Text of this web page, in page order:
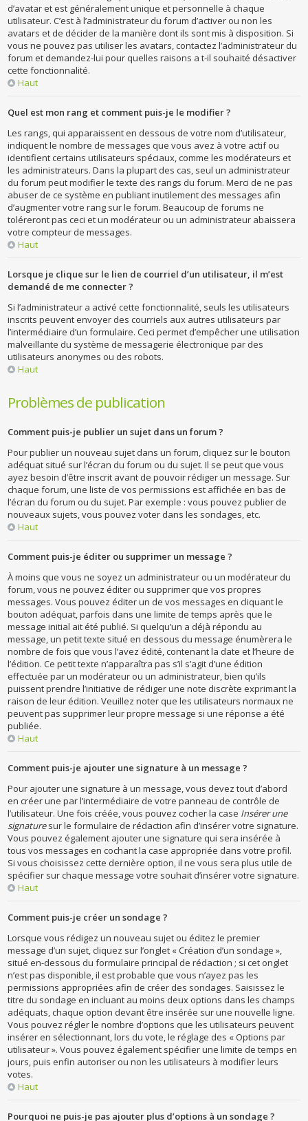
d’avatar et est généralement unique et personnelle à chaque
utilisateur. C’est à l’administrateur du forum d’activer ou non les
avatars et de décider de la manière dont ils sont mis à disposition. Si
vous ne pouvez pas utiliser les avatars, contactez l’administrateur du
forum et demandez-lui pour quelles raisons a t-il souhaité désactiver
cette fonctionnalité.
Haut
Quel est mon rang et comment puis-je le modifier ?
Les rangs, qui apparaissent en dessous de votre nom d’utilisateur,
indiquent le nombre de messages que vous avez à votre actif ou
identifient certains utilisateurs spéciaux, comme les modérateurs et
les administrateurs. Dans la plupart des cas, seul un administrateur
du forum peut modifier le texte des rangs du forum. Merci de ne pas
abuser de ce système en publiant inutilement des messages afin
d’augmenter votre rang sur le forum. Beaucoup de forums ne
toléreront pas ceci et un modérateur ou un administrateur abaissera
votre compteur de messages.
Haut
Lorsque je clique sur le lien de courriel d’un utilisateur, il m’est
demandé de me connecter ?
Si l’administrateur a activé cette fonctionnalité, seuls les utilisateurs
inscrits peuvent envoyer des courriels aux autres utilisateurs par
l’intermédiaire d’un formulaire. Ceci permet d’empêcher une utilisation
malveillante du système de messagerie électronique par des
utilisateurs anonymes ou des robots.
Haut
Problèmes de publication
Comment puis-je publier un sujet dans un forum ?
Pour publier un nouveau sujet dans un forum, cliquez sur le bouton
adéquat situé sur l’écran du forum ou du sujet. Il se peut que vous
ayez besoin d’être inscrit avant de pouvoir rédiger un message. Sur
chaque forum, une liste de vos permissions est affichée en bas de
l’écran du forum ou du sujet. Par exemple : vous pouvez publier de
nouveaux sujets, vous pouvez voter dans les sondages, etc.
Haut
Comment puis-je éditer ou supprimer un message ?
À moins que vous ne soyez un administrateur ou un modérateur du
forum, vous ne pouvez éditer ou supprimer que vos propres
messages. Vous pouvez éditer un de vos messages en cliquant le
bouton adéquat, parfois dans une limite de temps après que le
message initial ait été publié. Si quelqu’un a déjà répondu au
message, un petit texte situé en dessous du message énumèrera le
nombre de fois que vous l’avez édité, contenant la date et l’heure de
l’édition. Ce petit texte n’apparaîtra pas s’il s’agit d’une édition
effectuée par un modérateur ou un administrateur, bien qu’ils
puissent prendre l’initiative de rédiger une note discrète exprimant la
raison de leur édition. Veuillez noter que les utilisateurs normaux ne
peuvent pas supprimer leur propre message si une réponse a été
publiée.
Haut
Comment puis-je ajouter une signature à un message ?
Pour ajouter une signature à un message, vous devez tout d’abord
en créer une par l’intermédiaire de votre panneau de contrôle de
l’utilisateur. Une fois créée, vous pouvez cocher la case Insérer une
signaturesur le formulaire de rédaction afin d’insérer votre signature.
Vous pouvez également ajouter une signature qui sera insérée à
tous vos messages en cochant la case appropriée dans votre profil.
Si vous choisissez cette dernière option, il ne vous sera plus utile de
spécifier sur chaque message votre souhait d’insérer votre signature.
Haut
Comment puis-je créer un sondage ?
Lorsque vous rédigez un nouveau sujet ou éditez le premier
message d’un sujet, cliquez sur l’onglet « Création d’un sondage »,
situé en-dessous du formulaire principal de rédaction ; si cet onglet
n’est pas disponible, il est probable que vous n’ayez pas les
permissions appropriées afin de créer des sondages. Saisissez le
titre du sondage en incluant au moins deux options dans les champs
adéquats, chaque option devant être insérée sur une nouvelle ligne.
Vous pouvez régler le nombre d’options que les utilisateurs peuvent
insérer en sélectionnant, lors du vote, le réglage des « Options par
utilisateur ». Vous pouvez également spécifier une limite de temps en
jours, puis enfin autoriser ou non les utilisateurs à modifier leurs
votes.
Haut
Pourquoi ne puis-je pas ajouter plus d’options à un sondage ?